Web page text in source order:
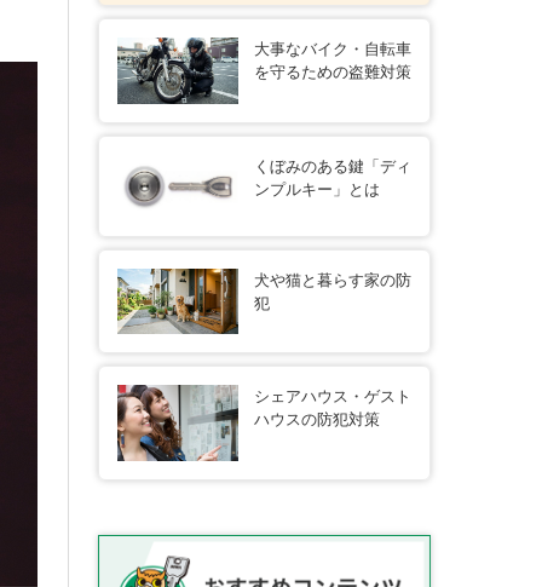
大事なバイク・自転車
を守るための盗難対策
くぼみのある鍵「ディ
ンプルキー」とは
犬や猫と暮らす家の防
犯
シェアハウス・ゲスト
ハウスの防犯対策